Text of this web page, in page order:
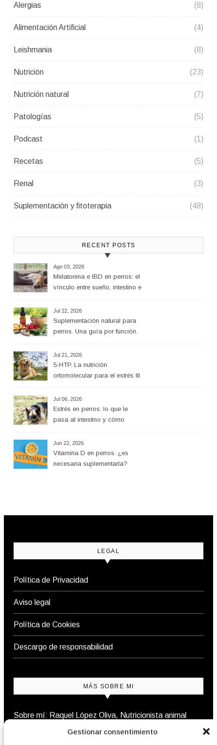
Gestionar consentimiento
Alergias (8)
Alimentación Artificial (4)
Leishmania (8)
Nutrición (23)
Nutrición natural (7)
Patologías (5)
Podcast (1)
Recetas (5)
Renal (3)
Suplementación y fitoterapia (48)
RECENT POSTS
Ago 03, 2026
Melatonina e IBD en perros: el
vínculo entre sueño, intestino e
Jul 22, 2026
Suplementación natural para
perros. Una guía por función.
Jul 21, 2026
5-HTP. La nutrición
ortomolecular para el estrés III
Jul 06, 2026
Estrés en perros: lo que le
pasa al intestino y cómo
Jun 22, 2026
Vitamina D en perros: ¿es
necesaria suplementarla?
LEGAL
Política de Privacidad
Aviso legal
Política de Cookies
Descargo de responsabilidad
MÁS SOBRE MI
Sobre mí: Raquel López Oliva, Nutricionista animal